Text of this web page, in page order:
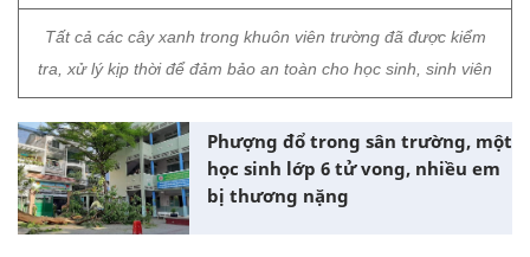
Tất cả các cây xanh trong khuôn viên trường đã được kiểm
tra, xử lý kịp thời để đảm bảo an toàn cho học sinh, sinh viên
Phượng đổ trong sân trường, một
học sinh lớp 6 tử vong, nhiều em
bị thương nặng